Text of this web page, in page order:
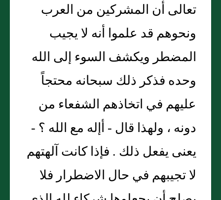
تعالى أن المشركين من العرب
ونحوهم قد علموا أنه لا يجيب
المضطر ويكشف السوء إلى الله
وحده فذكر ذلك سبحانه محتجاً
عليهم في اتخاذهم الشفعاء من
دونه ، ولهذا قال - أإله مع الله ؟ -
يعنى يفعل ذلك . فإذا كانت آلهتهم
لا تجيبهم في حال الاضطرار فلا